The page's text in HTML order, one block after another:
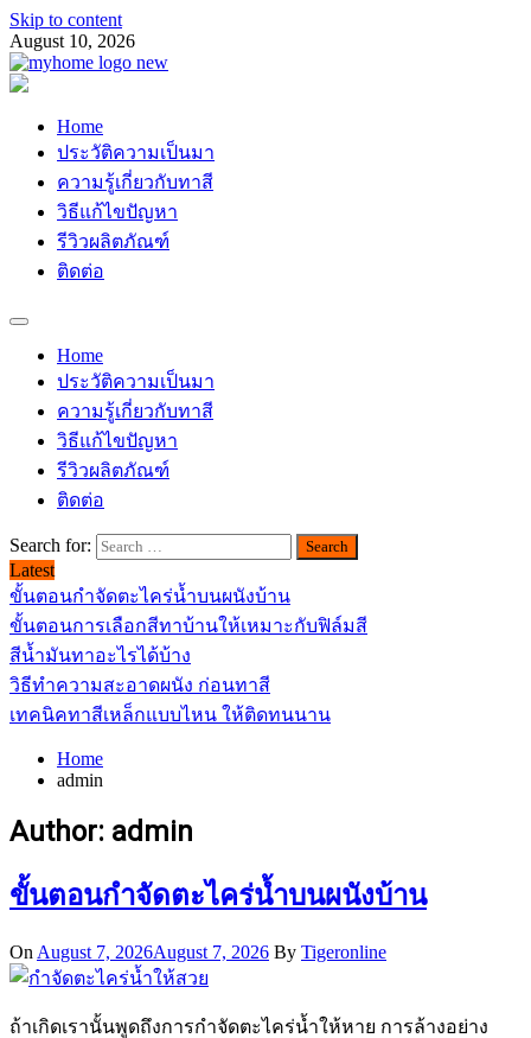
Skip to content
August 10, 2026
Home
ประวัติความเป็นมา
ความรู้เกี่ยวกับทาสี
วิธีแก้ไขปัญหา
รีวิวผลิตภัณฑ์
ติดต่อ
Home
ประวัติความเป็นมา
ความรู้เกี่ยวกับทาสี
วิธีแก้ไขปัญหา
รีวิวผลิตภัณฑ์
ติดต่อ
Search for:
Latest
ขั้นตอนกำจัดตะไคร่น้ำบนผนังบ้าน
ขั้นตอนการเลือกสีทาบ้านให้เหมาะกับฟิล์มสี
สีน้ำมันทาอะไรได้บ้าง
วิธีทำความสะอาดผนัง ก่อนทาสี
เทคนิคทาสีเหล็กแบบไหน ให้ติดทนนาน
Home
admin
Author: admin
ขั้นตอนกำจัดตะไคร่น้ำบนผนังบ้าน
On August 7, 2026August 7, 2026 By Tigeronline
ถ้าเกิดเรานั้นพูดถึงการกำจัดตะไคร่น้ำให้หาย การล้างอย่าง